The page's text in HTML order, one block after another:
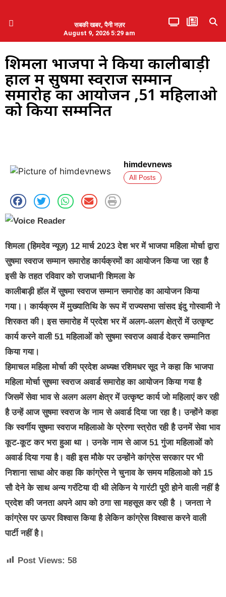
सबकी खबर, पैनी नज़र
August 9, 2026 5:29 am
शिमला भाजपा ने किया कालीबाड़ी
हाल में सुषमा स्वराज सम्मान
समारोह का आयोजन ,51 महिलाओ
को किया सम्मनित
himdevnews
All Posts
शिमला (हिमदेव न्यूज़) 12 मार्च 2023 देश भर में भाजपा महिला मोर्चा द्वारा
सुषमा स्वराज सम्मान समारोह कार्यक्रमों का आयोजन किया जा रहा है
इसी के तहत रविवार को राजधानी शिमला के
कालीबाड़ी हॉल में सुषमा स्वराज सम्मान समारोह का आयोजन किया
गया।। कार्यक्रम में मुख्यातिथि के रूप में राज्यसभा सांसद इंदु गोस्वामी ने
शिरकत की। इस समारोह में प्रदेश भर में अलग-अलग क्षेत्रों में उत्कृष्ट
कार्य करने वाली 51 महिलाओं को सुषमा स्वराज अवार्ड देकर सम्मानित
किया गया।
हिमाचल महिला मोर्चा की प्रदेश अध्यक्ष रशिमधर सूद ने कहा कि भाजपा
महिला मोर्चा सुषमा स्वराज अवार्ड समारोह का आयोजन किया गया है
जिसमें सेवा भाव से अलग अलग क्षेत्र में उत्कृष्ट कार्य जो महिलाएं कर रही
है उन्हें आज सुषमा स्वराज के नाम से अवार्ड दिया जा रहा है। उन्होंने कहा
कि स्वर्गीय सुषमा स्वराज महिलाओ के प्रेरणा स्त्रोत रही है उनमें सेवा भाव
कूट-कूट कर भरा हुआ था । उनके नाम से आज 51 गुंजा महिलाओं को
अवार्ड दिया गया है। वही इस मौके पर उन्होंने कांग्रेस सरकार पर भी
निशाना साधा ओर कहा कि कांग्रेस ने चुनाव के समय महिलाओ को 15
सौ देने के साथ अन्य गरंटिया दी थी लेकिन ये गारंटी पूरी होने वाली नहीं है
प्रदेश की जनता अपने आप को ठगा सा महसूस कर रही है । जनता ने
कांग्रेस पर ऊपर विश्वास किया है लेकिन कांग्रेस विश्वास करने वाली
पार्टी नहीं है।
Post Views: 58